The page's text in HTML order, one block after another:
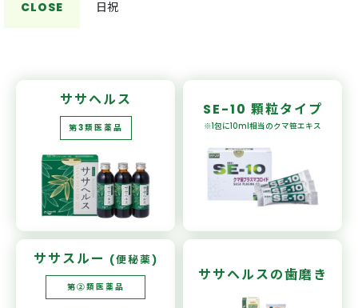
CLOSE 日祝
ササヘルス
第3類医薬品
SE-10 顆粒タイプ
※1包に10ml相当のクマ笹エキス
ササスルー (便秘薬)
第②類医薬品
ササヘルスの歯磨き